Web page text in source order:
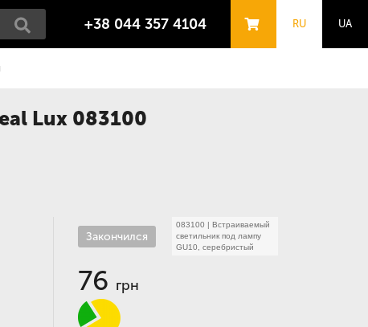
+38 044 357 4104 RU UA
Lux 083100
Закончился
083100 | Встраиваемый
светильник под лампу
GU10, серебристый
76 грн